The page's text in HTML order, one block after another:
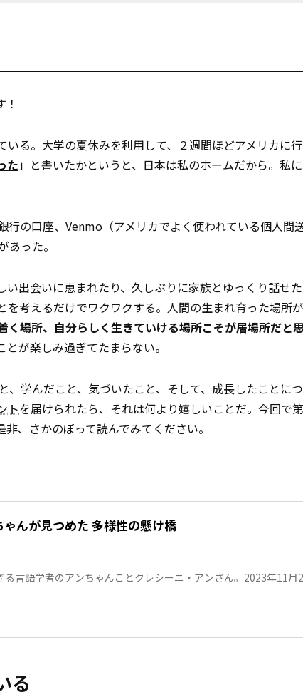
る。大学の夏休みを利用して、２週間ほどアメリカに行
た」と書いたかというと、日本は私のホームだから。私
の口座、Venmo（アメリカでよく使われている個人間
った。
出会いに恵まれたり、久しぶりに家族とゆっくり話せ
考えるだけでワクワクする。人間の生まれ育った場所
く場所、自分らしく生きていける場所こそが居場所だと思
が楽しみ過ぎてたまらない。
学んだこと、気づいたこと、そして、成長したことに
トを届けられたら、それは何より嬉しいことだ。今回で
、さかのぼって読んでみてください。
ゃんが見つめた 多様性の懸け橋
る言語学者のアンちゃんことクレシーニ・アンさん。2023年11月
る